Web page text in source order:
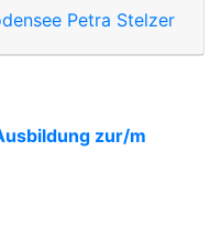
Petra Stelzer
zur/m